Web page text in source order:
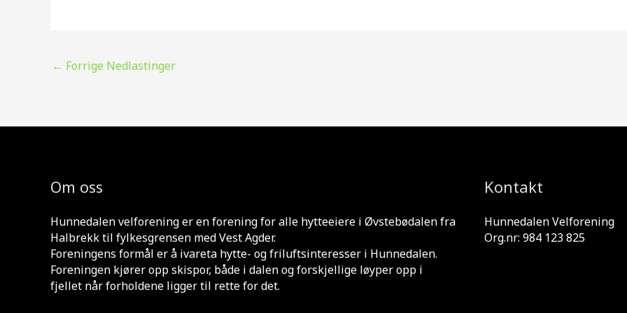
← Forrige Nedlastinger
Om oss
Hunnedalen velforening er en forening for alle hytteeiere i Øvstebødalen fra
Halbrekk til fylkesgrensen med Vest Agder.
Foreningens formål er å ivareta hytte- og friluftsinteresser i Hunnedalen.
Foreningen kjører opp skispor, både i dalen og forskjellige løyper opp i
fjellet når forholdene ligger til rette for det.
Kontakt
Hunnedalen Velforening
Org.nr: 984 123 825